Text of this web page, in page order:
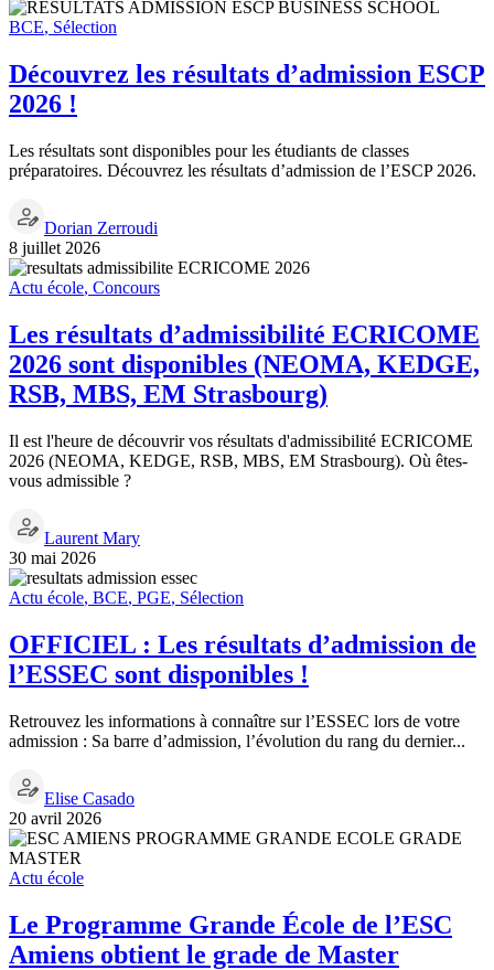
BCE, Sélection
Découvrez les résultats d’admission ESCP
2026 !
Les résultats sont disponibles pour les étudiants de classes
préparatoires. Découvrez les résultats d’admission de l’ESCP 2026.
Dorian Zerroudi
8 juillet 2026
Actu école, Concours
Les résultats d’admissibilité ECRICOME
2026 sont disponibles (NEOMA, KEDGE,
RSB, MBS, EM Strasbourg)
Il est l'heure de découvrir vos résultats d'admissibilité ECRICOME
2026 (NEOMA, KEDGE, RSB, MBS, EM Strasbourg). Où êtes-
vous admissible ?
Laurent Mary
30 mai 2026
Actu école, BCE, PGE, Sélection
OFFICIEL : Les résultats d’admission de
l’ESSEC sont disponibles !
Retrouvez les informations à connaître sur l’ESSEC lors de votre
admission : Sa barre d’admission, l’évolution du rang du dernier...
Elise Casado
20 avril 2026
Actu école
Le Programme Grande École de l’ESC
Amiens obtient le grade de Master